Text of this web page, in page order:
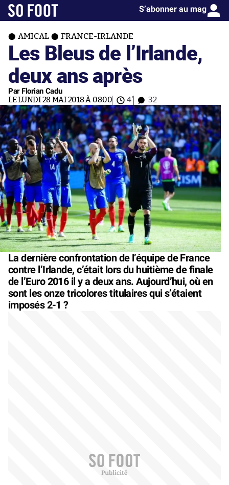
S’abonner au mag
AMICAL FRANCE-IRLANDE
Les Bleus de l’Irlande,
deux ans après
Par Florian Cadu
LE LUNDI 28 MAI 2018 À 08:00 4' 32
La dernière confrontation de l’équipe de France
contre l’Irlande, c’était lors du huitième de finale
de l’Euro 2016 il y a deux ans. Aujourd’hui, où en
sont les onze tricolores titulaires qui s’étaient
imposés 2-1 ?